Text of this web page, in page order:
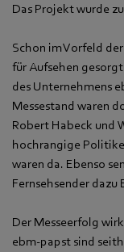
Das Projekt wurde
Schon im Vorfeld
für Aufsehen
des Unternehmens
Messestand waren
Robert Habeck und
hochrangige
waren da. Ebenso
Fernsehsender dazu
Der Messeerfolg
ebm‑papst sind